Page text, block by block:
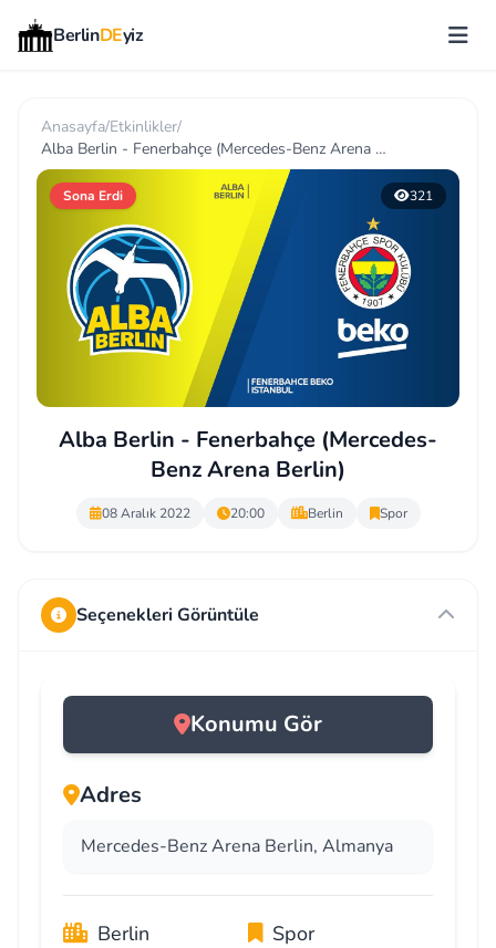
BerlinDEyiz
Anasayfa/Etkinlikler/
Alba Berlin - Fenerbahçe (Mercedes-Benz Arena Berlin)
Sona Erdi 321
Alba Berlin - Fenerbahçe (Mercedes-
Benz Arena Berlin)
08 Aralık 2022 20:00 Berlin Spor
Seçenekleri Görüntüle
Konumu Gör
Adres
Mercedes-Benz Arena Berlin, Almanya
Berlin
Spor